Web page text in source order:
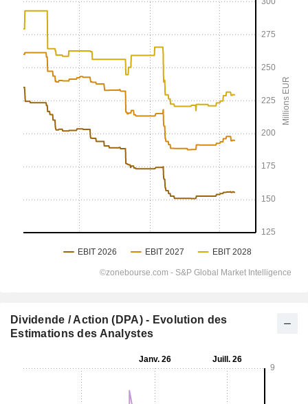
Dividende / Action (DPA) - Evolution des
Estimations des Analystes